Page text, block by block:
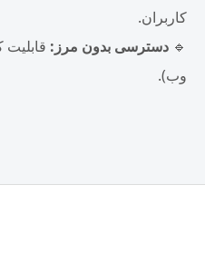
کاربران.
🔹 دسترسی بدون مرز: قابلیت
وب).